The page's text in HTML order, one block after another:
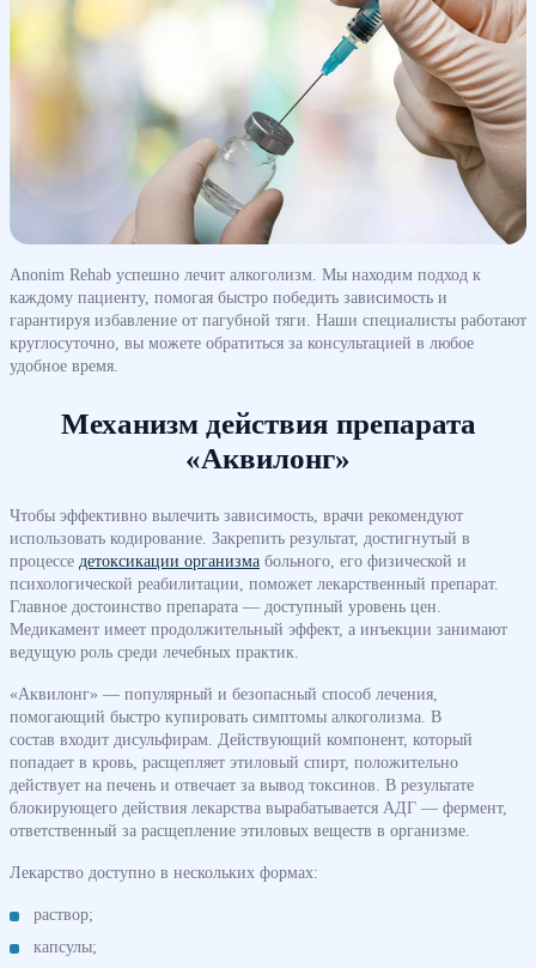
Anonim Rehab успешно лечит алкоголизм. Мы находим подход к
каждому пациенту, помогая быстро победить зависимость и
гарантируя избавление от пагубной тяги. Наши специалисты работают
круглосуточно, вы можете обратиться за консультацией в любое
удобное время.
Механизм действия препарата
«Аквилонг»
Чтобы эффективно вылечить зависимость, врачи рекомендуют
использовать кодирование. Закрепить результат, достигнутый в
процессе детоксикации организма больного, его физической и
психологической реабилитации, поможет лекарственный препарат.
Главное достоинство препарата — доступный уровень цен.
Медикамент имеет продолжительный эффект, а инъекции занимают
ведущую роль среди лечебных практик.
«Аквилонг» — популярный и безопасный способ лечения,
помогающий быстро купировать симптомы алкоголизма. В
состав входит дисульфирам. Действующий компонент, который
попадает в кровь, расщепляет этиловый спирт, положительно
действует на печень и отвечает за вывод токсинов. В результате
блокирующего действия лекарства вырабатывается АДГ — фермент,
ответственный за расщепление этиловых веществ в организме.
Лекарство доступно в нескольких формах:
раствор;
капсулы;